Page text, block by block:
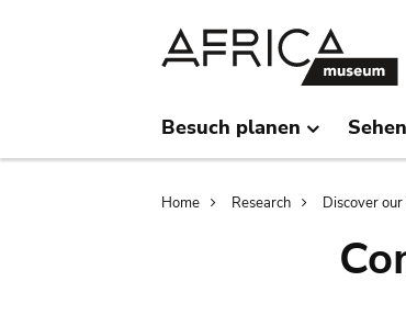
Besuch planen
Breadcrumb
Home Research Discover